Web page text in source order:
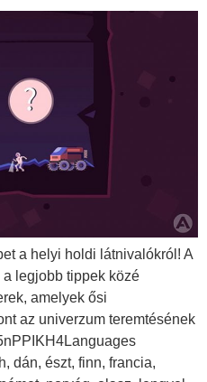
a helyi holdi látnivalókról! A
legjobb tippek közé
amelyek ősi
az univerzum teremtésének
dán, észt, finn, francia,